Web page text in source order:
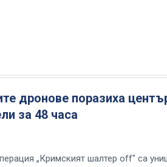
дронове поразиха
за 48 часа
„Кримският шалтер off" са